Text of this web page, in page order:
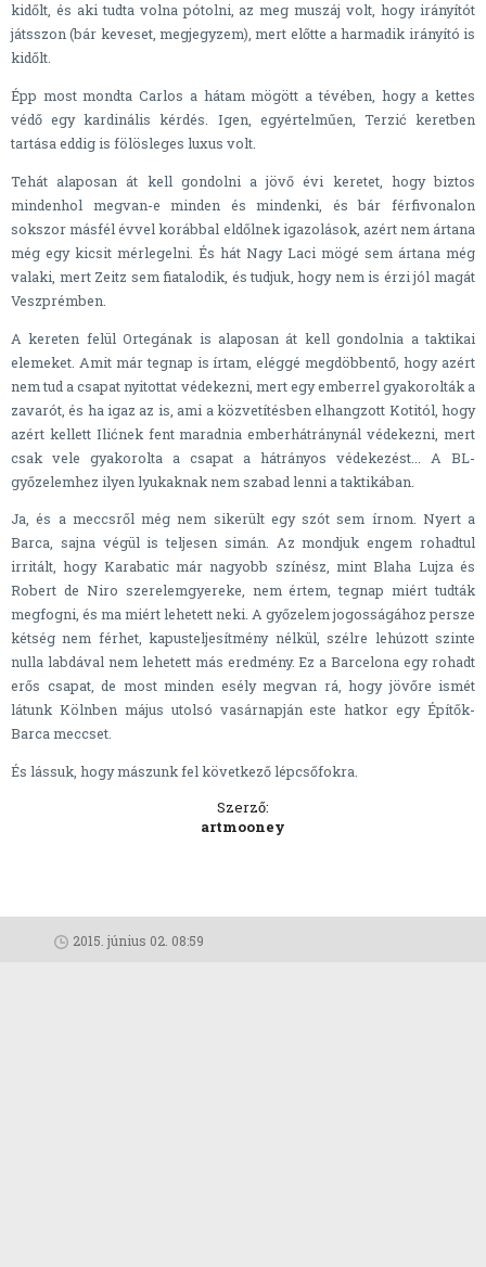
kidőlt, és aki tudta volna pótolni, az meg muszáj volt, hogy irányítót
játsszon (bár keveset, megjegyzem), mert előtte a harmadik irányító is
kidőlt.
Épp most mondta Carlos a hátam mögött a tévében, hogy a kettes
védő egy kardinális kérdés. Igen, egyértelműen, Terzić keretben
tartása eddig is fölösleges luxus volt.
Tehát alaposan át kell gondolni a jövő évi keretet, hogy biztos
mindenhol megvan-e minden és mindenki, és bár férfivonalon
sokszor másfél évvel korábbal eldőlnek igazolások, azért nem ártana
még egy kicsit mérlegelni. És hát Nagy Laci mögé sem ártana még
valaki, mert Zeitz sem fiatalodik, és tudjuk, hogy nem is érzi jól magát
Veszprémben.
A kereten felül Ortegának is alaposan át kell gondolnia a taktikai
elemeket. Amit már tegnap is írtam, eléggé megdöbbentő, hogy azért
nem tud a csapat nyitottat védekezni, mert egy emberrel gyakorolták a
zavarót, és ha igaz az is, ami a közvetítésben elhangzott Kotitól, hogy
azért kellett Ilićnek fent maradnia emberhátránynál védekezni, mert
csak vele gyakorolta a csapat a hátrányos védekezést... A BL-
győzelemhez ilyen lyukaknak nem szabad lenni a taktikában.
Ja, és a meccsről még nem sikerült egy szót sem írnom. Nyert a
Barca, sajna végül is teljesen simán. Az mondjuk engem rohadtul
irritált, hogy Karabatic már nagyobb színész, mint Blaha Lujza és
Robert de Niro szerelemgyereke, nem értem, tegnap miért tudták
megfogni, és ma miért lehetett neki. A győzelem jogosságához persze
kétség nem férhet, kapusteljesítmény nélkül, szélre lehúzott szinte
nulla labdával nem lehetett más eredmény. Ez a Barcelona egy rohadt
erős csapat, de most minden esély megvan rá, hogy jövőre ismét
látunk Kölnben május utolsó vasárnapján este hatkor egy Építők-
Barca meccset.
És lássuk, hogy mászunk fel következő lépcsőfokra.
Szerző:
artmooney
2015. június 02. 08:59